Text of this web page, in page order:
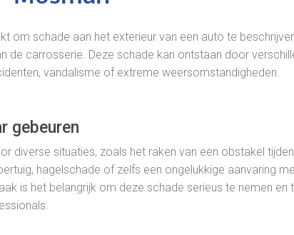
om schade aan het exterieur van een auto te
de carrosserie. Deze schade kan ontstaan door
vandalisme of extreme weersomstandigheden.
gebeuren
diverse situaties, zoals het raken van een obstakel
hagelschade of zelfs een ongelukkige aanvaring
is het belangrijk om deze schade serieus te nemen en